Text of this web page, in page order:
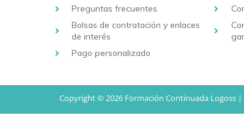
Preguntas frecuentes
Bolsas de contratación y enlaces
de interés
Pago personalizado
Copyright © 2026 Formación Continuada Logoss |